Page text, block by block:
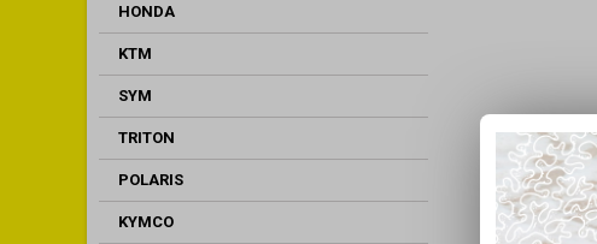
HONDA
KTM
SYM
TRITON
POLARIS
KYMCO